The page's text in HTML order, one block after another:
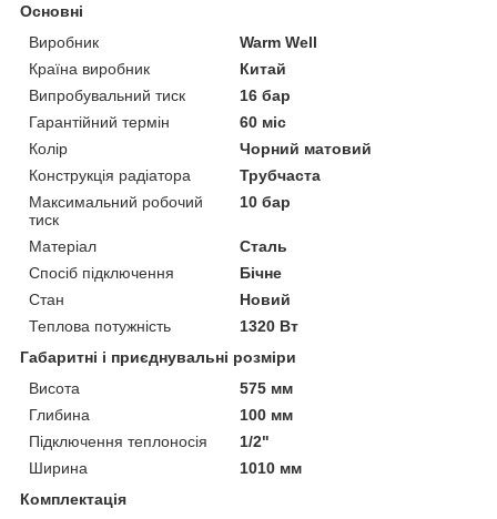
Основні
Виробник
Warm Well
Країна виробник
Китай
Випробувальний тиск
16 бар
Гарантійний термін
60 міс
Колір
Чорний матовий
Конструкція радіатора
Трубчаста
Максимальний робочий
тиск
10 бар
Матеріал
Сталь
Спосіб підключення
Бічне
Стан
Новий
Теплова потужність
1320 Вт
Габаритні і приєднувальні розміри
Висота
575 мм
Глибина
100 мм
Підключення теплоносія
1/2"
Ширина
1010 мм
Комплектація